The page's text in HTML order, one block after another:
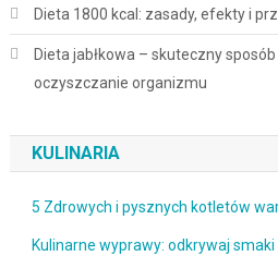
Dieta 1800 kcal: zasady, efekty i
Dieta jabłkowa – skuteczny
oczyszczanie organizmu
KULINARIA
5 Zdrowych i pysznych kotletów
Kulinarne wyprawy: odkrywaj